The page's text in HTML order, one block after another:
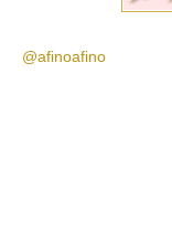
@afinoafino